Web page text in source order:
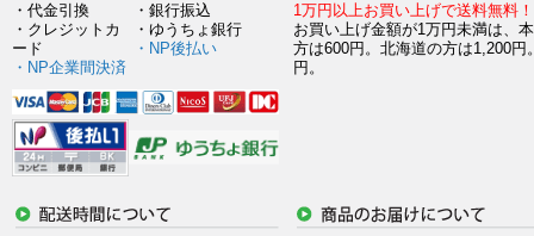
・代金引換
・銀行振込
・クレジットカ
ード
・ゆうちょ銀行
・NP後払い
・NP企業間決済
1万円以上お買い上げで送料無料！
お買い上げ金額が1万円未満は、
方は600円。北海道の方は1,200円
円。